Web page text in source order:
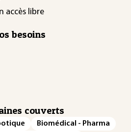
accès libre
besoins
couverts
Biomédical - Pharma